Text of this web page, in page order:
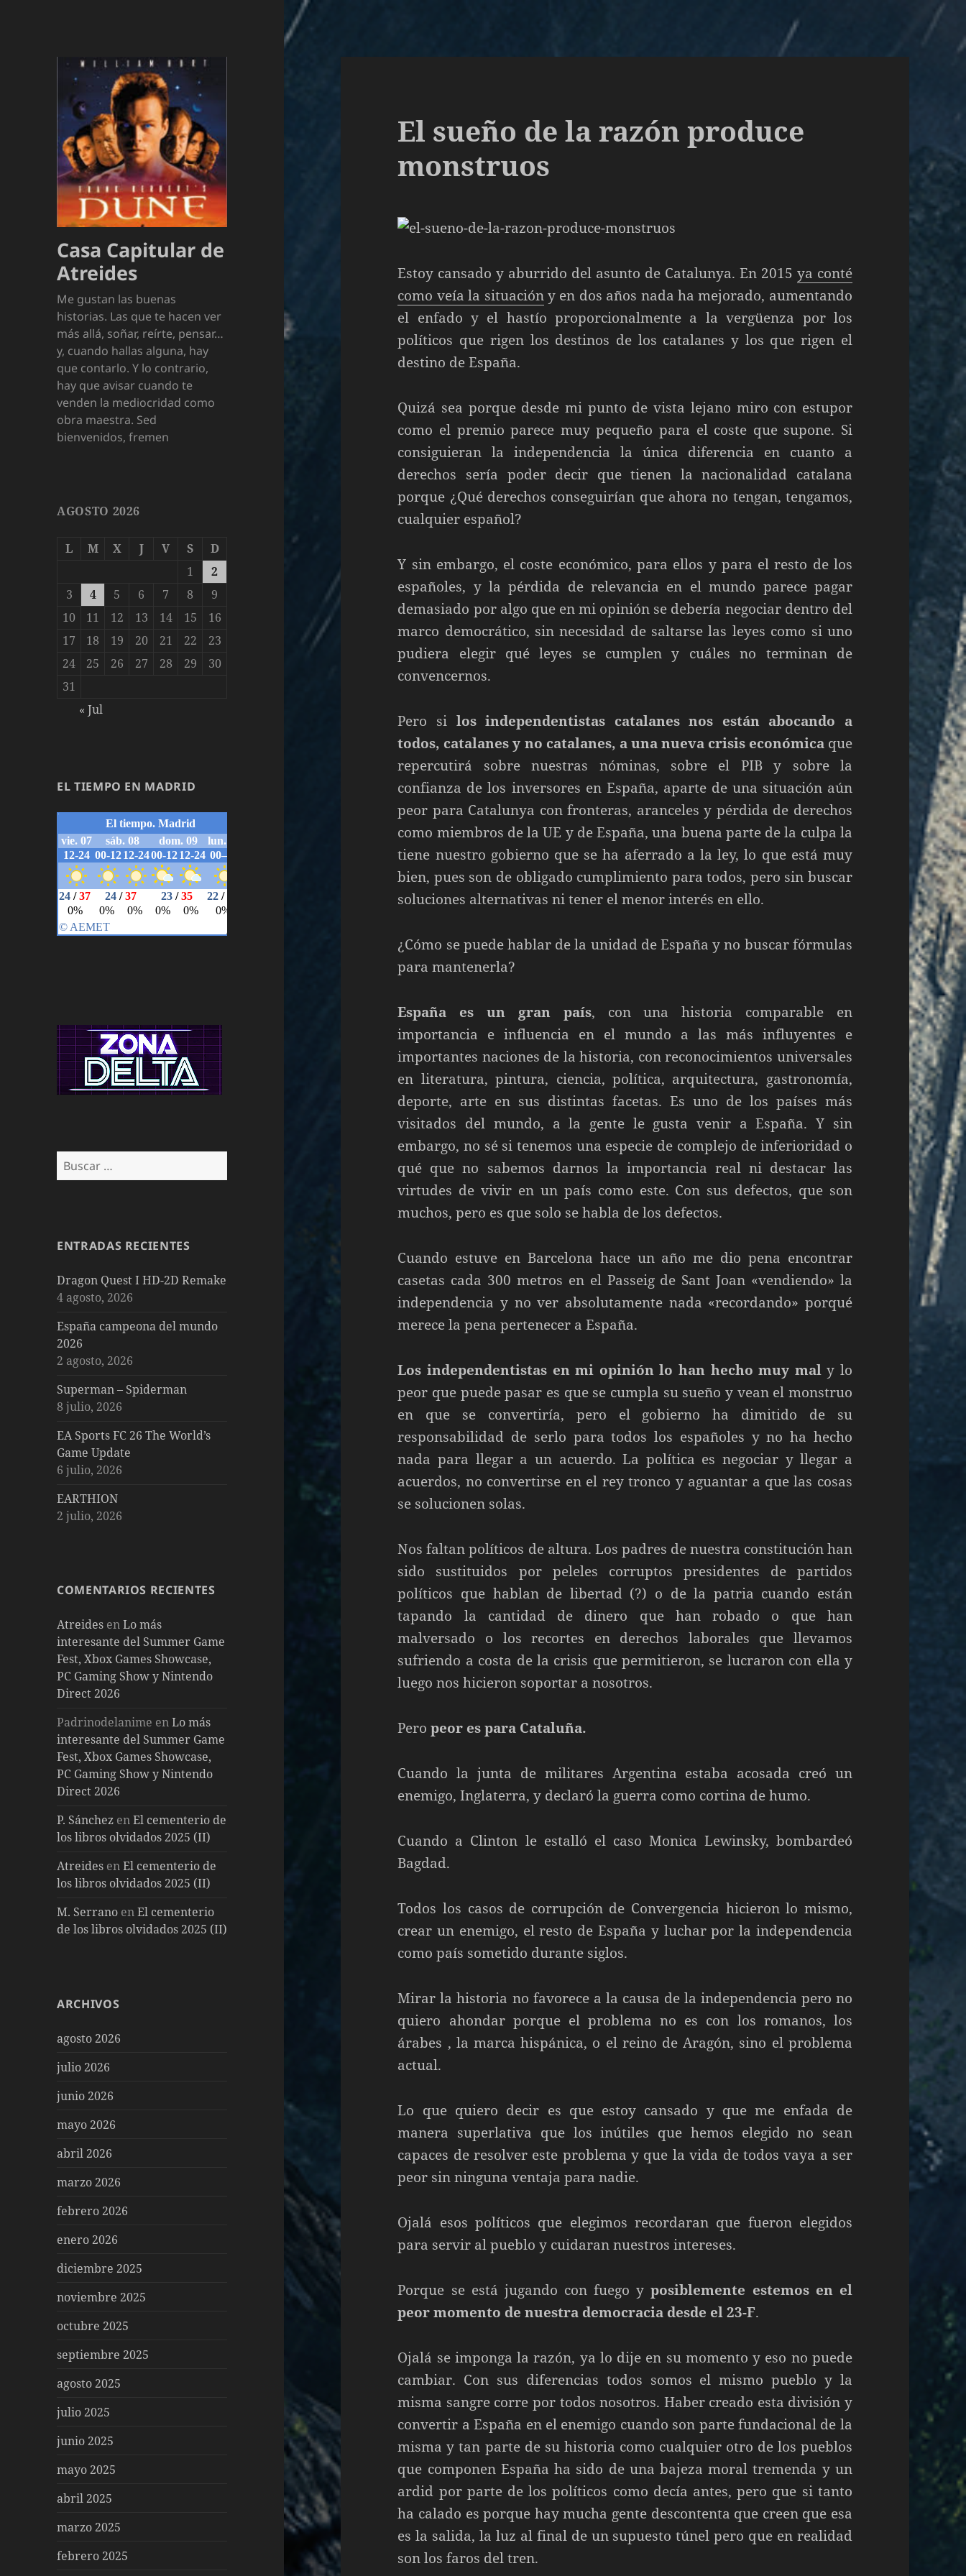
Casa Capitular de
Atreides
Me gustan las buenas
historias. Las que te hacen ver
más allá, soñar, reírte, pensar…
y, cuando hallas alguna, hay
que contarlo. Y lo contrario,
hay que avisar cuando te
venden la mediocridad como
obra maestra. Sed
bienvenidos, fremen
AGOSTO 2026
L M X J V S
D
1
2
3
4 5 6 7 8
9
10
11 12 13 14 15
16
17
18 19 20 21 22
23
24
25 26 27 28 29
30
31
« Jul
EL TIEMPO EN MADRID
Buscar:
ENTRADAS RECIENTES
Dragon Quest I HD-2D Remake
4 agosto, 2026
España campeona del mundo
2026
2 agosto, 2026
Superman – Spiderman
8 julio, 2026
EA Sports FC 26 The World’s
Game Update
6 julio, 2026
EARTHION
2 julio, 2026
COMENTARIOS RECIENTES
Atreides enLo más
interesante del Summer Game
Fest, Xbox Games Showcase,
PC Gaming Show y Nintendo
Direct 2026
Padrinodelanime enLo más
interesante del Summer Game
Fest, Xbox Games Showcase,
PC Gaming Show y Nintendo
Direct 2026
P. Sánchez enEl cementerio de
los libros olvidados 2025 (II)
Atreides enEl cementerio de
los libros olvidados 2025 (II)
M. Serrano enEl cementerio
de los libros olvidados 2025 (II)
ARCHIVOS
agosto 2026
julio 2026
junio 2026
mayo 2026
abril 2026
marzo 2026
febrero 2026
enero 2026
diciembre 2025
noviembre 2025
octubre 2025
septiembre 2025
agosto 2025
julio 2025
junio 2025
mayo 2025
abril 2025
marzo 2025
febrero 2025
El sueño de la razón produce
monstruos
Estoy cansado y aburrido del asunto de Catalunya. En 2015 ya conté
como veía la situacióny en dos años nada ha mejorado, aumentando
el enfado y el hastío proporcionalmente a la vergüenza por los
políticos que rigen los destinos de los catalanes y los que rigen el
destino de España.
Quizá sea porque desde mi punto de vista lejano miro con estupor
como el premio parece muy pequeño para el coste que supone. Si
consiguieran la independencia la única diferencia en cuanto a
derechos sería poder decir que tienen la nacionalidad catalana
porque ¿Qué derechos conseguirían que ahora no tengan, tengamos,
cualquier español?
Y sin embargo, el coste económico, para ellos y para el resto de los
españoles, y la pérdida de relevancia en el mundo parece pagar
demasiado por algo que en mi opinión se debería negociar dentro del
marco democrático, sin necesidad de saltarse las leyes como si uno
pudiera elegir qué leyes se cumplen y cuáles no terminan de
convencernos.
Pero si los independentistas catalanes nos están abocando a
todos, catalanes y no catalanes, a una nueva crisis económicaque
repercutirá sobre nuestras nóminas, sobre el PIB y sobre la
confianza de los inversores en España, aparte de una situación aún
peor para Catalunya con fronteras, aranceles y pérdida de derechos
como miembros de la UE y de España, una buena parte de la culpa la
tiene nuestro gobierno que se ha aferrado a la ley, lo que está muy
bien, pues son de obligado cumplimiento para todos, pero sin buscar
soluciones alternativas ni tener el menor interés en ello.
¿Cómo se puede hablar de la unidad de España y no buscar fórmulas
para mantenerla?
España es un gran país, con una historia comparable en
importancia e influencia en el mundo a las más influyentes e
importantes naciones de la historia, con reconocimientos universales
en literatura, pintura, ciencia, política, arquitectura, gastronomía,
deporte, arte en sus distintas facetas. Es uno de los países más
visitados del mundo, a la gente le gusta venir a España. Y sin
embargo, no sé si tenemos una especie de complejo de inferioridad o
qué que no sabemos darnos la importancia real ni destacar las
virtudes de vivir en un país como este. Con sus defectos, que son
muchos, pero es que solo se habla de los defectos.
Cuando estuve en Barcelona hace un año me dio pena encontrar
casetas cada 300 metros en el Passeig de Sant Joan «vendiendo» la
independencia y no ver absolutamente nada «recordando» porqué
merece la pena pertenecer a España.
Los independentistas en mi opinión lo han hecho muy maly lo
peor que puede pasar es que se cumpla su sueño y vean el monstruo
en que se convertiría, pero el gobierno ha dimitido de su
responsabilidad de serlo para todos los españoles y no ha hecho
nada para llegar a un acuerdo. La política es negociar y llegar a
acuerdos, no convertirse en el rey tronco y aguantar a que las cosas
se solucionen solas.
Nos faltan políticos de altura. Los padres de nuestra constitución han
sido sustituidos por peleles corruptos presidentes de partidos
políticos que hablan de libertad (?) o de la patria cuando están
tapando la cantidad de dinero que han robado o que han
malversado o los recortes en derechos laborales que llevamos
sufriendo a costa de la crisis que permitieron, se lucraron con ella y
luego nos hicieron soportar a nosotros.
Peropeor es para Cataluña.
Cuando la junta de militares Argentina estaba acosada creó un
enemigo, Inglaterra, y declaró la guerra como cortina de humo.
Cuando a Clinton le estalló el caso Monica Lewinsky, bombardeó
Bagdad.
Todos los casos de corrupción de Convergencia hicieron lo mismo,
crear un enemigo, el resto de España y luchar por la independencia
como país sometido durante siglos.
Mirar la historia no favorece a la causa de la independencia pero no
quiero ahondar porque el problema no es con los romanos, los
árabes , la marca hispánica, o el reino de Aragón, sino el problema
actual.
Lo que quiero decir es que estoy cansado y que me enfada de
manera superlativa que los inútiles que hemos elegido no sean
capaces de resolver este problema y que la vida de todos vaya a ser
peor sin ninguna ventaja para nadie.
Ojalá esos políticos que elegimos recordaran que fueron elegidos
para servir al pueblo y cuidaran nuestros intereses.
Porque se está jugando con fuego yposiblemente estemos en el
peor momento de nuestra democracia desde el 23-F.
Ojalá se imponga la razón, ya lo dije en su momento y eso no puede
cambiar. Con sus diferencias todos somos el mismo pueblo y la
misma sangre corre por todos nosotros. Haber creado esta división y
convertir a España en el enemigo cuando son parte fundacional de la
misma y tan parte de su historia como cualquier otro de los pueblos
que componen España ha sido de una bajeza moral tremenda y un
ardid por parte de los políticos como decía antes, pero que si tanto
ha calado es porque hay mucha gente descontenta que creen que esa
es la salida, la luz al final de un supuesto túnel pero que en realidad
son los faros del tren.